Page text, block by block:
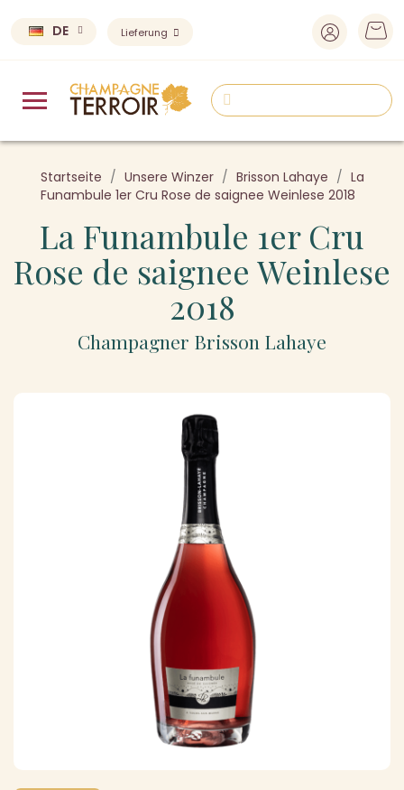
DE Lieferung
Startseite Unsere Winzer Brisson Lahaye
La
Funambule 1er Cru Rose de saignee Weinlese 2018
La Funambule 1er Cru
Rose de saignee Weinlese
2018
Champagner Brisson Lahaye